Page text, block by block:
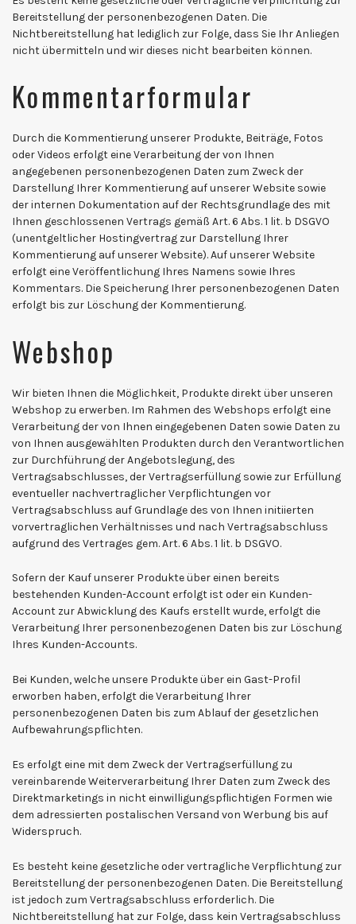
Bereitstellung der personenbezogenen Daten. Die
Nichtbereitstellung hat lediglich zur Folge, dass Sie Ihr Anliegen
nicht übermitteln und wir dieses nicht bearbeiten können.
Kommentarformular
Durch die Kommentierung unserer Produkte, Beiträge, Fotos
oder Videos erfolgt eine Verarbeitung der von Ihnen
angegebenen personenbezogenen Daten zum Zweck der
Darstellung Ihrer Kommentierung auf unserer Website sowie
der internen Dokumentation auf der Rechtsgrundlage des mit
Ihnen geschlossenen Vertrags gemäß Art. 6 Abs. 1 lit. b DSGVO
(unentgeltlicher Hostingvertrag zur Darstellung Ihrer
Kommentierung auf unserer Website). Auf unserer Website
erfolgt eine Veröffentlichung Ihres Namens sowie Ihres
Kommentars. Die Speicherung Ihrer personenbezogenen Daten
erfolgt bis zur Löschung der Kommentierung.
Webshop
Wir bieten Ihnen die Möglichkeit, Produkte direkt über unseren
Webshop zu erwerben. Im Rahmen des Webshops erfolgt eine
Verarbeitung der von Ihnen eingegebenen Daten sowie Daten zu
von Ihnen ausgewählten Produkten durch den Verantwortlichen
zur Durchführung der Angebotslegung, des
Vertragsabschlusses, der Vertragserfüllung sowie zur Erfüllung
eventueller nachvertraglicher Verpflichtungen vor
Vertragsabschluss auf Grundlage des von Ihnen initiierten
vorvertraglichen Verhältnisses und nach Vertragsabschluss
aufgrund des Vertrages gem. Art. 6 Abs. 1 lit. b DSGVO.
Sofern der Kauf unserer Produkte über einen bereits
bestehenden Kunden-Account erfolgt ist oder ein Kunden-
Account zur Abwicklung des Kaufs erstellt wurde, erfolgt die
Verarbeitung Ihrer personenbezogenen Daten bis zur Löschung
Ihres Kunden-Accounts.
Bei Kunden, welche unsere Produkte über ein Gast-Profil
erworben haben, erfolgt die Verarbeitung Ihrer
personenbezogenen Daten bis zum Ablauf der gesetzlichen
Aufbewahrungspflichten.
Es erfolgt eine mit dem Zweck der Vertragserfüllung zu
vereinbarende Weiterverarbeitung Ihrer Daten zum Zweck des
Direktmarketings in nicht einwilligungspflichtigen Formen wie
dem adressierten postalischen Versand von Werbung bis auf
Widerspruch.
Es besteht keine gesetzliche oder vertragliche Verpflichtung zur
Bereitstellung der personenbezogenen Daten. Die Bereitstellung
ist jedoch zum Vertragsabschluss erforderlich. Die
Nichtbereitstellung hat zur Folge, dass kein Vertragsabschluss